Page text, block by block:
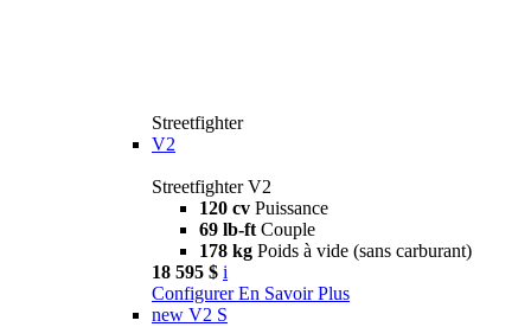
Streetfighter
V2
Streetfighter V2
120 cv Puissance
69 lb-ft Couple
178 kg Poids à vide (sans carburant)
18 595 $ i
Configurer En Savoir Plus
new V2 S